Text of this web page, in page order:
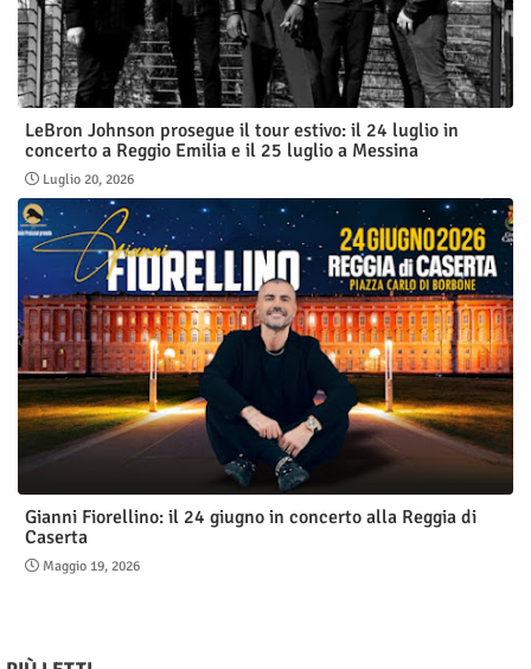
LeBron Johnson prosegue il tour estivo: il 24 luglio in
concerto a Reggio Emilia e il 25 luglio a Messina
Luglio 20, 2026
Gianni Fiorellino: il 24 giugno in concerto alla Reggia di
Caserta
Maggio 19, 2026